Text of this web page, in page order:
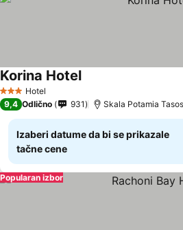
3 Zvezdice
Hotel
Korina HotelPogledaj cene
9,4 Odlično 931 Skala Potamia
Izaberi datume da bi se prikazale
tačne cene
Popularan izbor